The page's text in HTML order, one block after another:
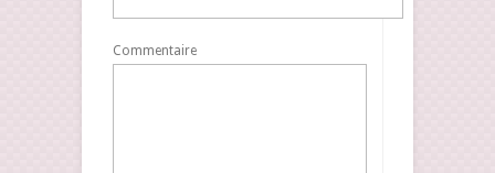
Commentaire